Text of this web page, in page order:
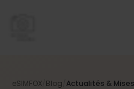
eSIMFOX Blog